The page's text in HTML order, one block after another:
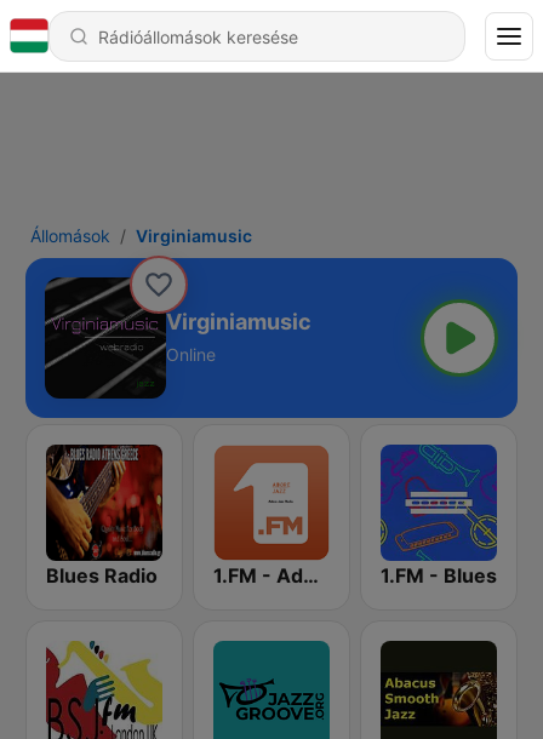
Állomások Virginiamusic
Virginiamusic
Online
Blues Radio 1.FM - Adore Jazz 1.FM - Blues